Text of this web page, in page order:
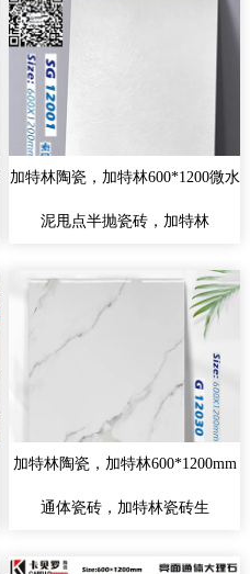
加特林陶瓷，加特林600*1200微水
泥甩点半抛瓷砖，加特林
加特林陶瓷，加特林600*1200mm
通体瓷砖，加特林瓷砖生